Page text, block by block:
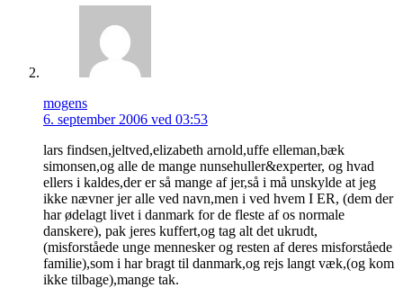
mogens
6. september 2006 ved 03:53
lars findsen,jeltved,elizabeth arnold,uffe elleman,bæk
simonsen,og alle de mange nunsehuller&experter, og hvad
ellers i kaldes,der er så mange af jer,så i må unskylde at jeg
ikke nævner jer alle ved navn,men i ved hvem I ER, (dem der
har ødelagt livet i danmark for de fleste af os normale
danskere), pak jeres kuffert,og tag alt det ukrudt,
(misforståede unge mennesker og resten af deres misforståede
familie),som i har bragt til danmark,og rejs langt væk,(og kom
ikke tilbage),mange tak.